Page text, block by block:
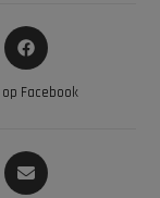
op Facebook